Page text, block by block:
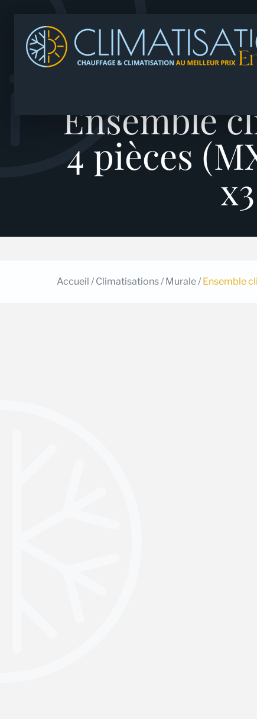
Ensemble
4 pièces
Accueil / Climatisations/ Murale/ Ensemble